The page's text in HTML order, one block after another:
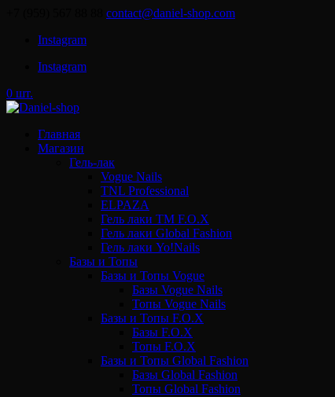
contact@daniel-shop.com
Instagram
Instagram
0 шт.
Главная
Магазин
Гель-лак
Vogue Nails
TNL Professional
ELPAZA
Гель лаки ТМ F.O.X
Гель лаки Global Fashion
Гель лаки Yo!Nails
Базы и Топы
Базы и Топы Vogue
Базы Vogue Nails
Топы Vogue Nails
Базы и Топы F.O.X
Базы F.O.X
Топы F.O.X
Базы и Топы Global Fashion
Базы Global Fashion
Топы Global Fashion